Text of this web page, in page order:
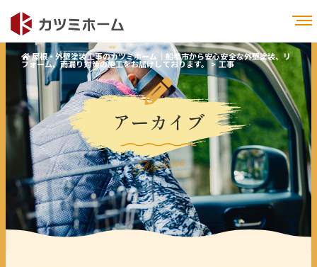
屋根・外壁塗装工事のカツミホーム｜船橋市から安心安全な外壁塗装、リ
フォーム、雨漏り対策の施工をお届けしております。>工事
アーカイブ
Archive